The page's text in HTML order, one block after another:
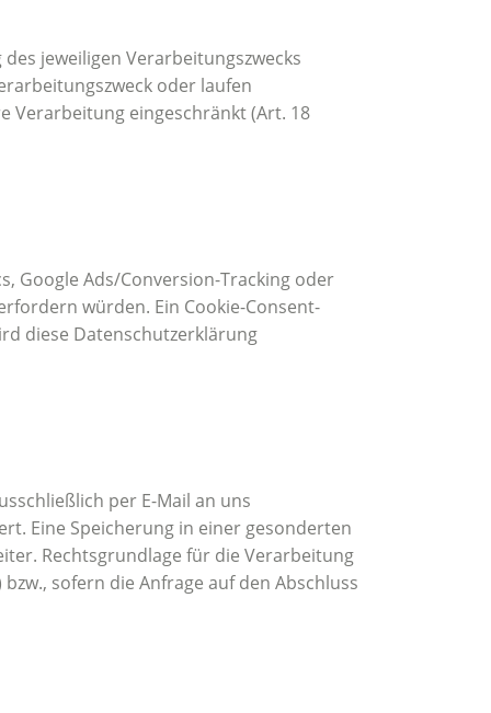
jeweiligen Verarbeitungszwecks
oder laufen
Verarbeitung eingeschränkt (Art. 18
Google Ads/Conversion-Tracking oder
würden. Ein Cookie-Consent-
diese Datenschutzerklärung
per E-Mail an uns
Eine Speicherung in einer gesonderten
Rechtsgrundlage für die Verarbeitung
sofern die Anfrage auf den Abschluss